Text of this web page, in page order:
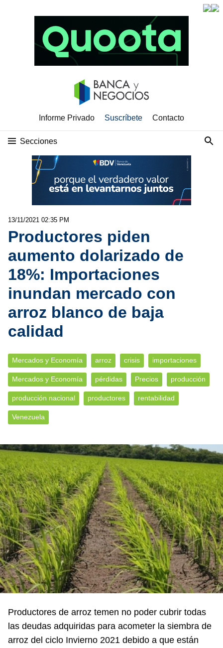
Informe Privado Suscríbete Contacto
Secciones
13/11/2021 02:35 PM
Productores piden
aumento dolarizado de
18%: Importaciones
inundan mercado con
arroz blanco de baja
calidad
Mercados y Economía arroz crisis importaciones
Mercados y Economía pérdidas Precios producción
producción nacional productores rentabilidad
Venezuela
Productores de arroz temen no poder cubrir todas
las deudas adquiridas para acometer la siembra de
arroz del ciclo Invierno 2021 debido a que están